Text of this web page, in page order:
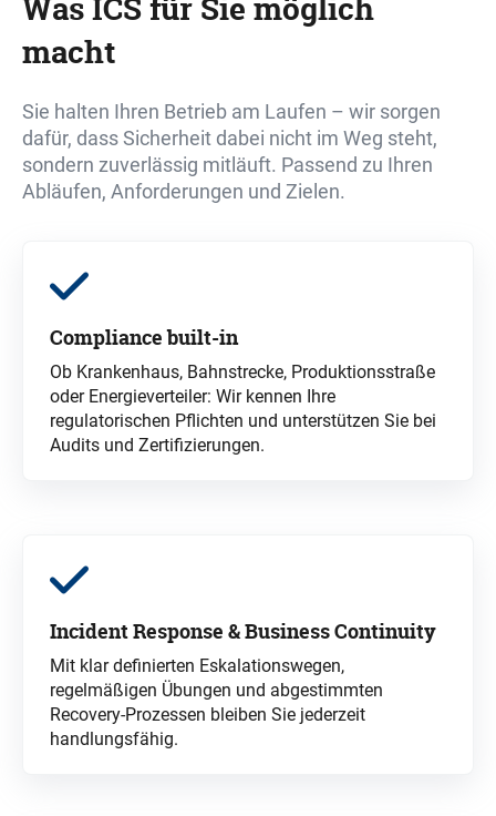
Was ICS für Sie möglich
macht
Sie halten Ihren Betrieb am Laufen – wir sorgen
dafür, dass Sicherheit dabei nicht im Weg steht,
sondern zuverlässig mitläuft. Passend zu Ihren
Abläufen, Anforderungen und Zielen.
Compliancebuilt-in
Ob Krankenhaus, Bahnstrecke, Produktionsstraße
oder Energieverteiler: Wir kennen Ihre
regulatorischen Pflichten und unterstützen Sie bei
Audits und Zertifizierungen.
IncidentResponse & Business Continuity
Mit klar definierten Eskalationswegen,
regelmäßigen Übungen und abgestimmten
Recovery-Prozessen bleiben Sie jederzeit
handlungsfähig.